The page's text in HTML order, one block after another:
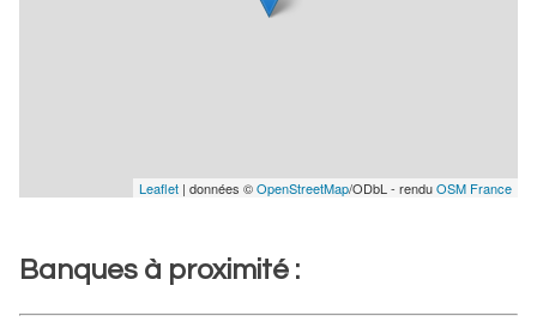
Leaflet | données ©OpenStreetMap/ODbL - renduOSM France
Banques à proximité :